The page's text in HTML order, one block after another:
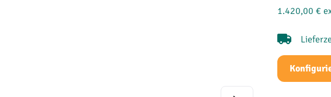
1.420,00 €